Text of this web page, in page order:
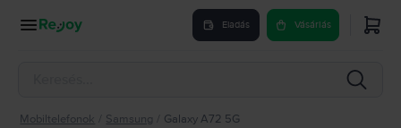
Eladás Vásárlás
Mobiltelefonok Samsung Galaxy A72 5G